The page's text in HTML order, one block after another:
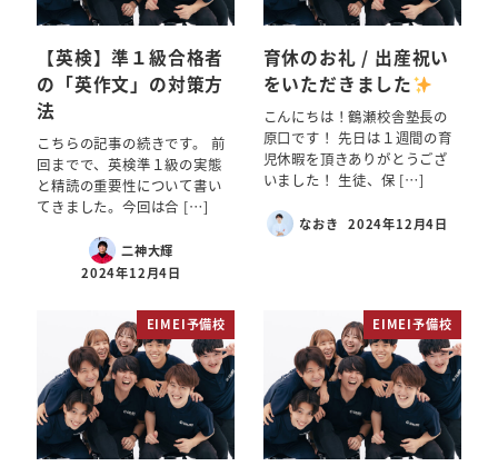
【英検】準１級合格者
の「英作文」の対策方
法
こちらの記事の続きです。 前
回までで、英検準１級の実態
と精読の重要性について書い
てきました。今回は合 […]
二神大輝
2024年12月4日
育休のお礼 / 出産祝い
をいただきました
こんにちは！鶴瀬校舎塾長の
原口です！ 先日は１週間の育
児休暇を頂きありがとうござ
いました！ 生徒、保 […]
なおき 2024年12月4日
EIMEI予備校 EIMEI予備校